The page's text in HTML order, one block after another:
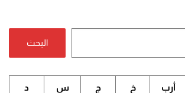
البحث
أرب خ ج س د